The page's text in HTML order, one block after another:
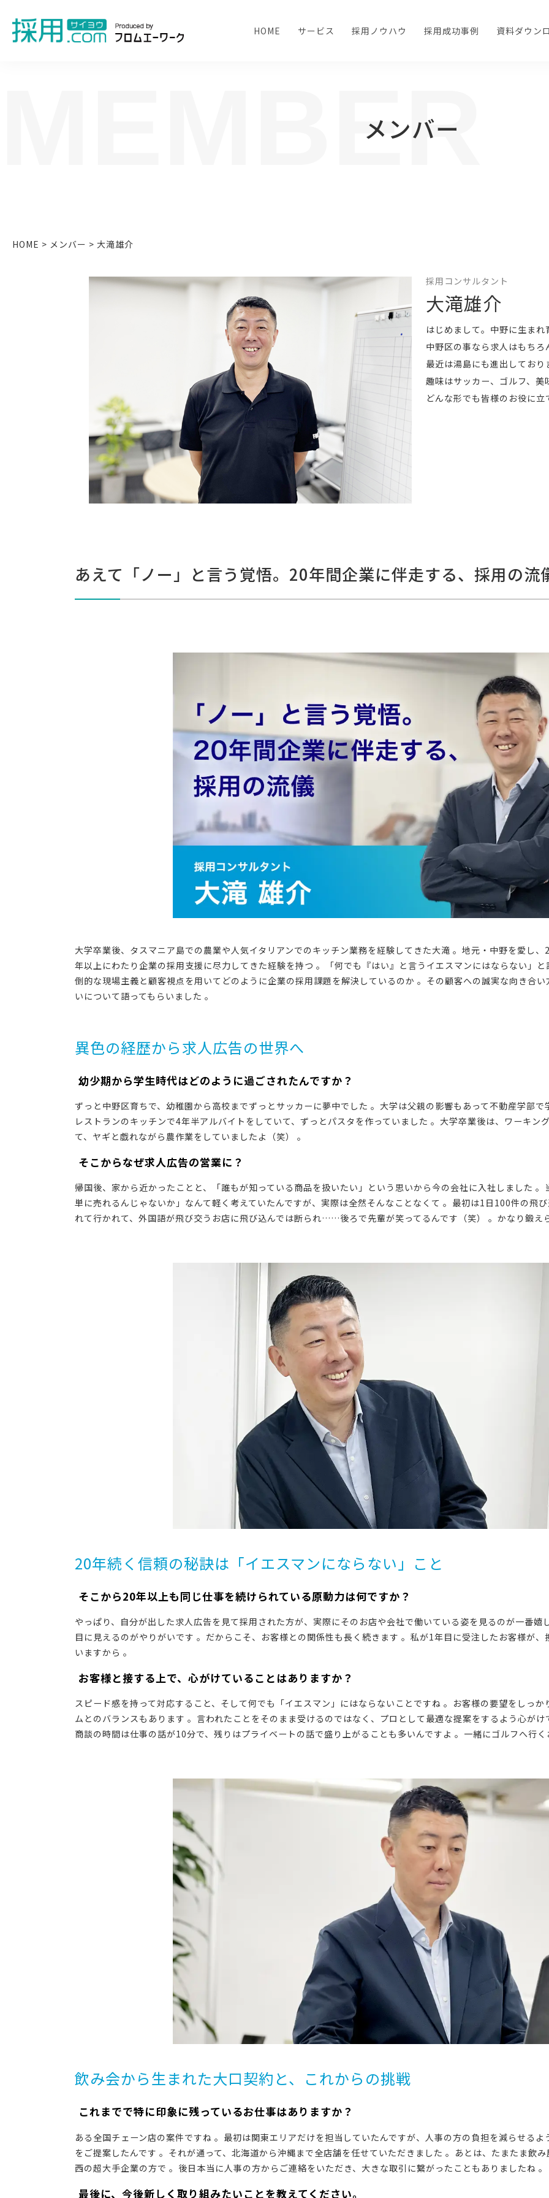
HOME サービス 採用ノウハウ 採用成功事例 資料ダウン
メンバー
MEMBER
HOME > メンバー > 大滝雄介
採用コンサルタント
大滝雄介
はじめまして。中野に生ま
中野区の事なら求人はもち
最近は湯島にも進出しており
趣味はサッカー、ゴルフ、
どんな形でも皆様のお役に
あえて「ノー」と言う覚悟。20年間企業に伴走する、採用の流
大学卒業後、タスマニア島での農業や人気イタリアンでのキッチン業務を経験してきた大滝 。地元・中野を愛し
年以上にわたり企業の採用支援に尽力してきた経験を持つ 。「何でも『はい』と言うイエスマンにはならない」
倒的な現場主義と顧客視点を用いてどのように企業の採用課題を解決しているのか 。その顧客への誠実な向き合
いについて語ってもらいました 。
異色の経歴から求人広告の世界へ
―― 幼少期から学生時代はどのように過ごされたんですか？
ずっと中野区育ちで、幼稚園から高校までずっとサッカーに夢中でした 。大学は父親の影響もあって不動産学部
レストランのキッチンで4年半アルバイトをしていて、ずっとパスタを作っていました 。大学卒業後は、ワーキン
て、ヤギと戯れながら農作業をしていましたよ（笑） 。
―― そこからなぜ求人広告の営業に？
帰国後、家から近かったことと、「誰もが知っている商品を扱いたい」という思いから今の会社に入社しました
単に売れるんじゃないか」なんて軽く考えていたんですが、実際は全然そんなことなくて 。最初は1日100件の飛
れて行かれて、外国語が飛び交うお店に飛び込んでは断られ……後ろで先輩が笑ってるんです（笑） 。かなり鍛え
20年続く信頼の秘訣は「イエスマンにならない」こと
―― そこから20年以上も同じ仕事を続けられている原動力は何ですか？
やっぱり、自分が出した求人広告を見て採用された方が、実際にそのお店や会社で働いている姿を見るのが一番
目に見えるのがやりがいです 。だからこそ、お客様との関係性も長く続きます 。私が1年目に受注したお客様が
いますから 。
―― お客様と接する上で、心がけていることはありますか？
スピード感を持って対応すること、そして何でも「イエスマン」にはならないことですね 。お客様の要望をしっ
ムとのバランスもあります 。言われたことをそのまま受けるのではなく、プロとして最適な提案をするよう心が
商談の時間は仕事の話が10分で、残りはプライベートの話で盛り上がることも多いんですよ 。一緒にゴルフへ行
飲み会から生まれた大口契約と、これからの挑戦
―― これまでで特に印象に残っているお仕事はありますか？
ある全国チェーン店の案件ですね 。最初は関東エリアだけを担当していたんですが、人事の方の負担を減らせる
をご提案したんです 。それが通って、北海道から沖縄まで全店舗を任せていただきました 。あとは、たまたま飲
西の超大手企業の方で 。後日本当に人事の方からご連絡をいただき、大きな取引に繋がったこともありましたね 。
―― 最後に、今後新しく取り組みたいことを教えてください。